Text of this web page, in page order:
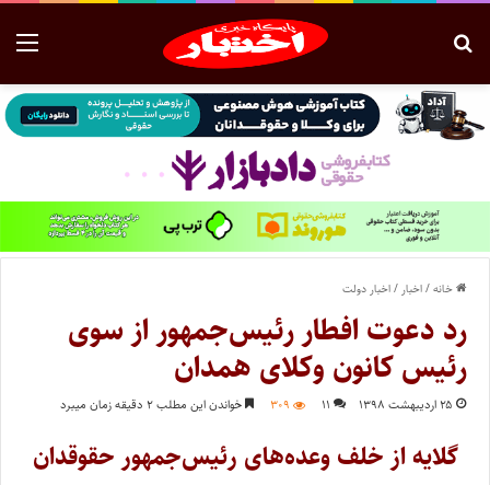
خانه/اخبار /اخبار دولت
رد دعوت افطار رئیس‌جمهور از سوی
رئیس کانون وکلای همدان
۲۵ اردیبهشت ۱۳۹۸ ۱۱ ۳۰۹ خواندن این مطلب ۲ دقیقه زمان میبرد
گلایه از خلف وعده‌های رئیس‌جمهور حقوقدان